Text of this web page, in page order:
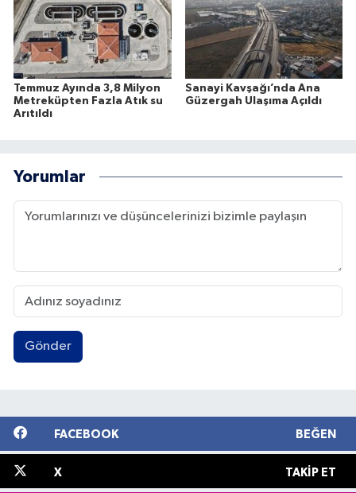
Temmuz Ayında 3,8 Milyon
Metreküpten Fazla Atık su
Arıtıldı
Sanayi Kavşağı’nda Ana
Güzergah Ulaşıma Açıldı
Yorumlar
Gönder
FACEBOOK BEĞEN
X TAKIP ET